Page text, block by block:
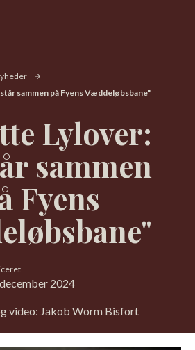
sammen på Fyens Væddeløbsbane"
Lylover:
sammen
Fyens
2024
video: Jakob Worm Bisfort